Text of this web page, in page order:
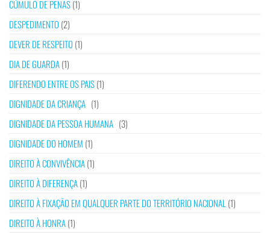
CÚMULO DE PENAS(1)
DESPEDIMENTO (2)
DEVER DE RESPEITO (1)
DIA DE GUARDA(1)
DIFERENDO ENTRE OS PAIS(1)
DIGNIDADE DA CRIANÇA (1)
DIGNIDADE DA PESSOA HUMANA (3)
DIGNIDADE DO HOMEM (1)
DIREITO À CONVIVÊNCIA(1)
DIREITO À DIFERENÇA(1)
DIREITO À FIXAÇÃO EM QUALQUER PARTE DO TERRITÓRIO NACIONAL (1)
DIREITO À HONRA(1)